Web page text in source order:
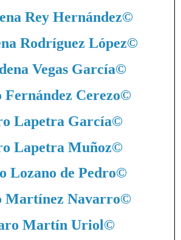
Rey Hernández©
Rodríguez López©
Vegas García©
Cerezo©
Lapetra García©
Lapetra Muñoz©
Lozano de Pedro©
Martínez Navarro©
Martín Uriol©